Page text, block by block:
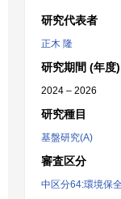
研究代表者
正木 隆
研究期間 (年度)
2024 – 2026
研究種目
基盤研究(A)
審査区分
中区分64:環境保